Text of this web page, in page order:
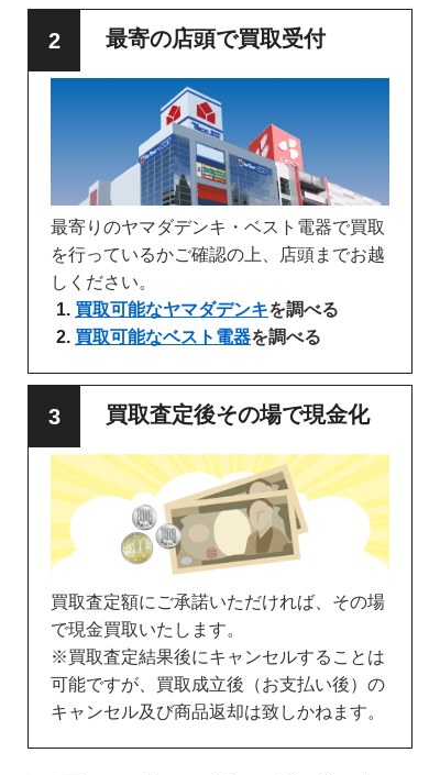
最寄の店頭で買取受付
最寄りのヤマダデンキ・ベスト電器で買取
を行っているかご確認の上、店頭までお越
しください。
買取可能なヤマダデンキを調べる
買取可能なベスト電器を調べる
買取査定後その場で現金化
買取査定額にご承諾いただければ、その場
で現金買取いたします。
※買取査定結果後にキャンセルすることは
可能ですが、買取成立後（お支払い後）の
キャンセル及び商品返却は致しかねます。